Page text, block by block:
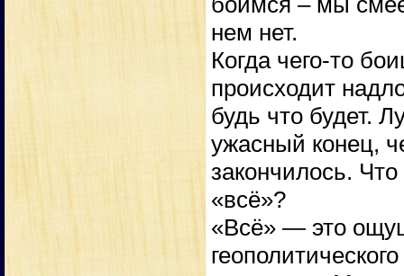
нем нет.
Когда чего-то
происходит
будь что будет.
ужасный конец,
закончилось. Что
«всё»?
«Всё» — это